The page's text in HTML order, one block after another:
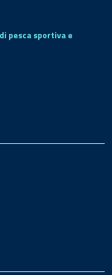
pesca sportiva e